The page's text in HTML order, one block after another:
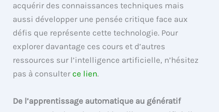
acquérir des connaissances techniques mais
aussi développer une pensée critique face aux
défis que représente cette technologie. Pour
explorer davantage ces cours et d’autres
ressources sur l’intelligence artificielle, n’hésitez
pas à consulterce lien.
De l’apprentissage automatique au génératif